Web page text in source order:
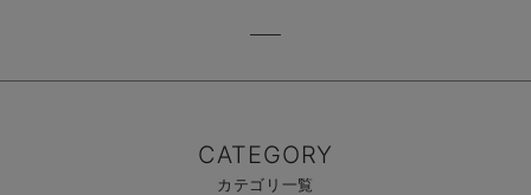
CATEGORY
カテゴリ一覧